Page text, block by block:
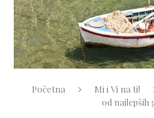
Početna Mi i Vi na ti!
od